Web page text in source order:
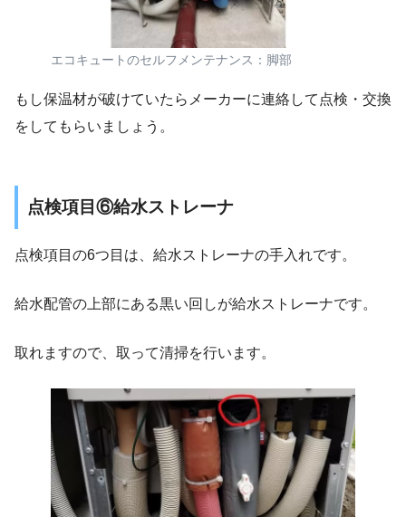
エコキュートのセルフメンテナンス：脚部
もし保温材が破けていたらメーカーに連絡して点検・交換
をしてもらいましょう。
点検項目⑥給水ストレーナ
点検項目の6つ目は、給水ストレーナの手入れです。
給水配管の上部にある黒い回しが給水ストレーナです。
取れますので、取って清掃を行います。